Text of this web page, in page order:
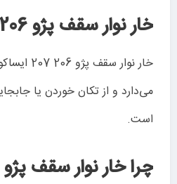
خار نوار سقف پژو 206 207 ایساکو – قطعه‌ای ضروری برای استحکام سقف خودرو
خار نوار سقف پژو 206 207 ایساکو یکی از قطعات مهم در ساختار سقف خودرو است که به‌طور خاص برای این مدل‌های خودرو طراحی شده است. این
است.
چرا خار نوار سقف پژو 206 207 ضروری است؟